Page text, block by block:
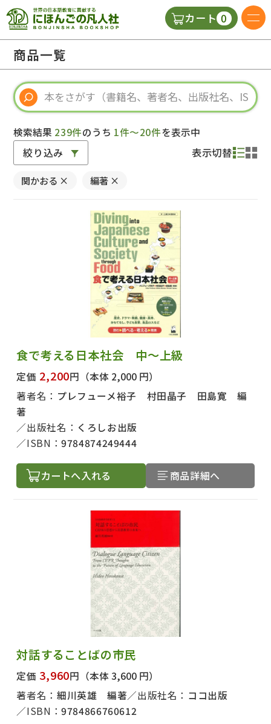
カート 0
視聴覚・補助教材
教師用参考書
商品一覧
検索結果 239件のうち 1件～20件を表示中
絞り込み 表示切替
関かおる × 編著 ×
食で考える日本社会 中～上級
定価 2,200円 （本体 2,000 円）
著者名： プレフューメ裕子 村田晶子 田島寛 編
著
出版社名： くろしお出版
ISBN：9784874249444
カートへ入れる 商品詳細へ
対話することばの市民
定価 3,960円 （本体 3,600 円）
著者名： 細川英雄 編著 出版社名： ココ出版
ISBN：9784866760612